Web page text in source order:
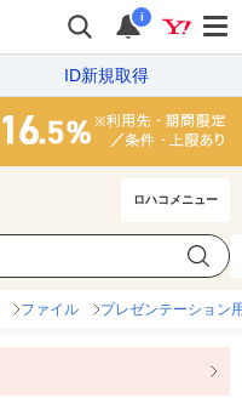
i
ID新規取得
ロハコメニュー
ファイル プレゼンテーション